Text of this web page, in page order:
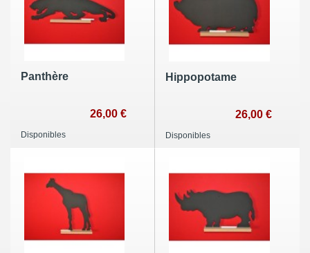
Panthère
26,00 €
Disponibles
Hippopotame
26,00 €
Disponibles